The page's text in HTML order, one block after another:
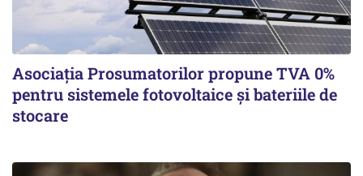
Asociația Prosumatorilor propune TVA 0%
pentru sistemele fotovoltaice și bateriile de
stocare